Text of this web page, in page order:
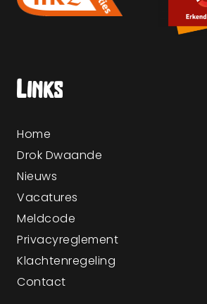
Links
Home
Drok Dwaande
Nieuws
Vacatures
Meldcode
Privacyreglement
Klachtenregeling
Contact